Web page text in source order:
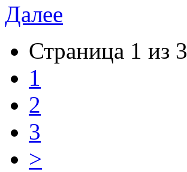
Далее
Страница 1 из 3
1
2
3
>